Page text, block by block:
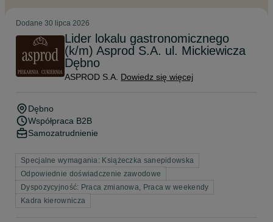
Dodane 30 lipca 2026
Lider lokalu gastronomicznego
(k/m) Asprod S.A. ul. Mickiewicza
Dębno
ASPROD S.A. Dowiedz się więcej
Dębno
Współpraca B2B
Samozatrudnienie
Specjalne wymagania: Książeczka sanepidowska
Odpowiednie doświadczenie zawodowe
Dyspozycyjność: Praca zmianowa, Praca w weekendy
Kadra kierownicza